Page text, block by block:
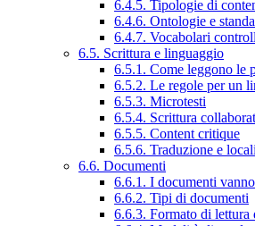
6.4.5. Tipologie di
6.4.6. Ontologie e
6.4.7. Vocabolari
6.5. Scrittura e linguaggio
6.5.1. Come leggono le
6.5.2. Le regole per un
6.5.3. Microtesti
6.5.4. Scrittura
6.5.5. Content critique
6.5.6. Traduzione e
6.6. Documenti
6.6.1. I documenti
6.6.2. Tipi di documenti
6.6.3. Formato di